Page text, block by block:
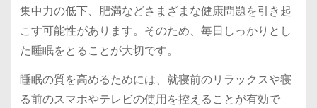
集中力の低下、肥満などさまざまな健康問題を引き起
こす可能性があります。そのため、毎日しっかりとし
た睡眠をとることが大切です。
睡眠の質を高めるためには、就寝前のリラックスや寝
る前のスマホやテレビの使用を控えることが有効で